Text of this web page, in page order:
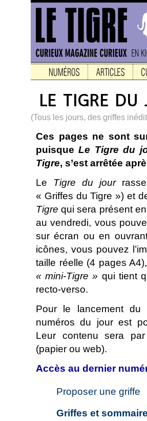
(Tous les jours, des griffes
Ces pages ne sont
puisqueLe Tigre du
Tigre, s’est arrêtée
Le Tigre du jour
« Griffes du Tigre ») et
Tigre qui sera présent
au vendredi, vous
sur écran ou en
icônes, vous pouvez
taille réelle (4 pages
« mini-Tigre » qui tient
recto-verso.
Pour le lancement du
numéros du jour est
Leur contenu sera
(papier ou web).
Accès au dernier
Proposer une griffe
Griffes et